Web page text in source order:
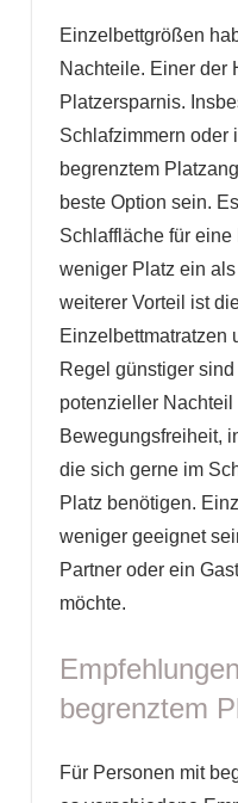
Einzelbettgrößen
Nachteile. Einer der
Platzersparnis.
Schlafzimmern oder
begrenztem
beste Option sein.
Schlaffläche für
weniger Platz ein
weiterer Vorteil ist
Einzelbettmatratzen
Regel günstiger
potenzieller
Bewegungsfreiheit,
die sich gerne im
Platz benötigen.
weniger geeignet
Partner oder ein
möchte.
begrenztem
Für Personen mit